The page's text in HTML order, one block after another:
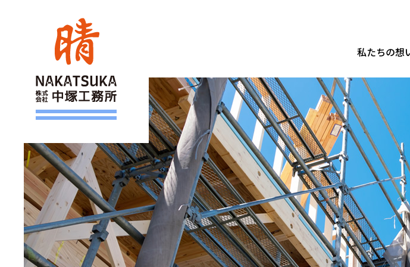
私たちの想